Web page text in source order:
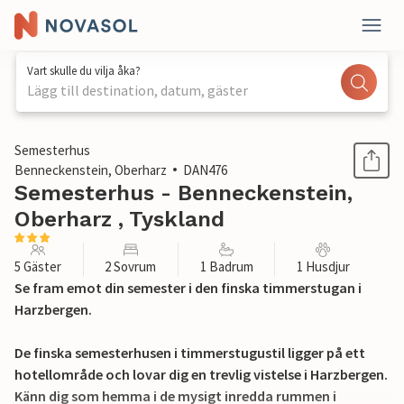
Vart skulle du vilja åka?
Lägg till destination, datum, gäster
1 / 24
Semesterhus
Benneckenstein, Oberharz
DAN476
Semesterhus - Benneckenstein,
Oberharz , Tyskland
5 Gäster 2 Sovrum 1 Badrum 1 Husdjur
Se fram emot din semester i den finska timmerstugan i
Harzbergen.
De finska semesterhusen i timmerstugustil ligger på ett
hotellområde och lovar dig en trevlig vistelse i Harzbergen.
Känn dig som hemma i de mysigt inredda rummen i